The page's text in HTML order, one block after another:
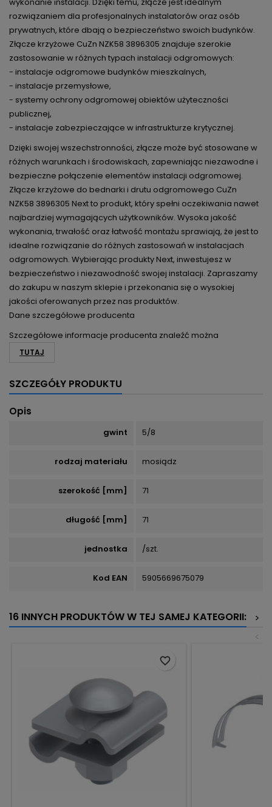
rozwiązaniem dla profesjonalnych instalatorów oraz osób
prywatnych, które dbają o bezpieczeństwo swoich budynków.
Złącze krzyżowe CuZn NZK58 3896305 znajduje szerokie
zastosowanie w różnych typach instalacji odgromowych:
- instalacje odgromowe budynków mieszkalnych,
- instalacje przemysłowe,
- systemy ochrony odgromowej obiektów użyteczności
publicznej,
- instalacje zabezpieczające w infrastrukturze krytycznej.
Dzięki swojej wszechstronności, złącze może być stosowane w
różnych warunkach i środowiskach, zapewniając niezawodne i
bezpieczne połączenie elementów instalacji odgromowej.
Złącze krzyżowe do bednarki i drutu odgromowego CuZn
NZK58 3896305 Next to produkt, który spełni oczekiwania nawet
najbardziej wymagających użytkowników. Wysoka jakość
wykonania, trwałość oraz łatwość montażu sprawiają, że jest to
idealne rozwiązanie do różnych zastosowań w instalacjach
odgromowych. Wybierając produkty Next, inwestujesz w
bezpieczeństwo i niezawodność swojej instalacji. Zapraszamy
do zakupu w naszym sklepie i przekonania się o wysokiej
jakości oferowanych przez nas produktów.
Dane szczegółowe producenta
Szczegółowe informacje producenta znaleźć można
TUTAJ
SZCZEGÓŁY PRODUKTU
Opis
gwint 5/8
rodzaj materiału mosiądz
szerokość [mm] 71
długość [mm] 71
jednostka /szt.
Kod EAN 5905669675079
16 INNYCH PRODUKTÓW W TEJ SAMEJ KATEGORII:
>
<
favorite_border